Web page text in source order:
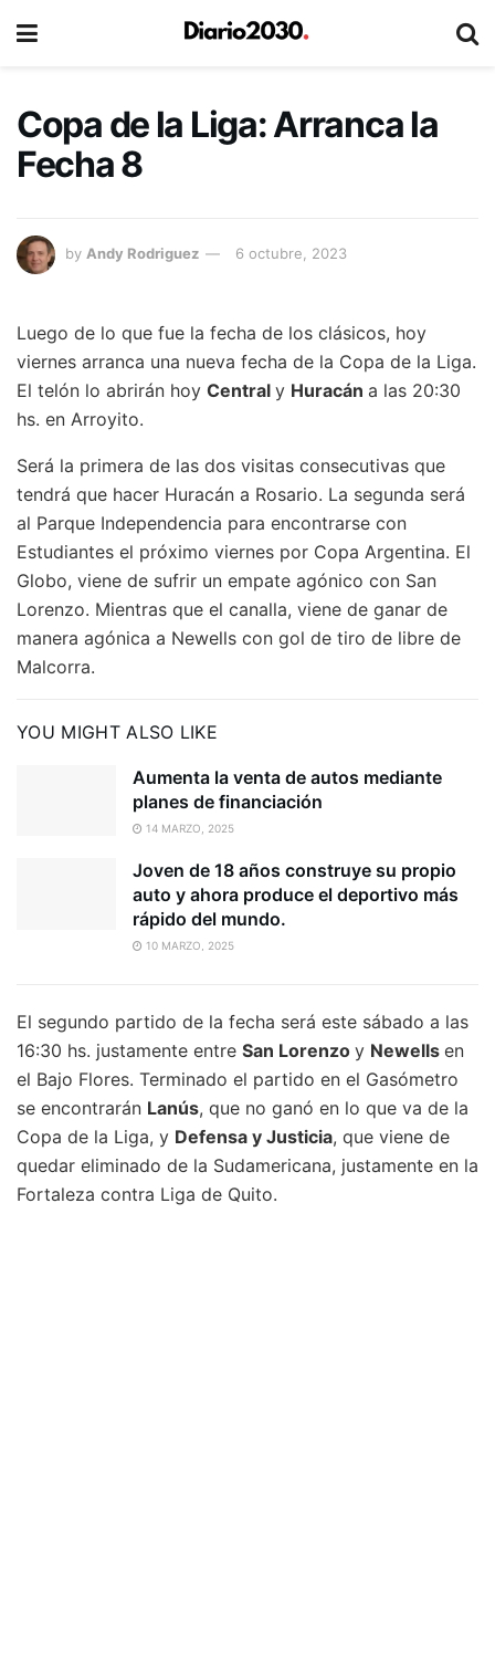
Copa de la Liga: Arranca la
Fecha 8
by Andy Rodriguez 6 octubre, 2023
Luego de lo que fue la fecha de los clásicos, hoy
viernes arranca una nueva fecha de la Copa de la Liga.
El telón lo abrirán hoy Central y Huracán a las 20:30
hs. en Arroyito.
Será la primera de las dos visitas consecutivas que
tendrá que hacer Huracán a Rosario. La segunda será
al Parque Independencia para encontrarse con
Estudiantes el próximo viernes por Copa Argentina. El
Globo, viene de sufrir un empate agónico con San
Lorenzo. Mientras que el canalla, viene de ganar de
manera agónica a Newells con gol de tiro de libre de
Malcorra.
YOU MIGHT ALSO LIKE
Aumenta la venta de autos mediante
planes de financiación
14 MARZO, 2025
Joven de 18 años construye su propio
auto y ahora produce el deportivo más
rápido del mundo.
10 MARZO, 2025
El segundo partido de la fecha será este sábado a las
16:30 hs. justamente entre San Lorenzo y Newells en
el Bajo Flores. Terminado el partido en el Gasómetro
se encontrarán Lanús, que no ganó en lo que va de la
Copa de la Liga, y Defensa y Justicia, que viene de
quedar eliminado de la Sudamericana, justamente en la
Fortaleza contra Liga de Quito.